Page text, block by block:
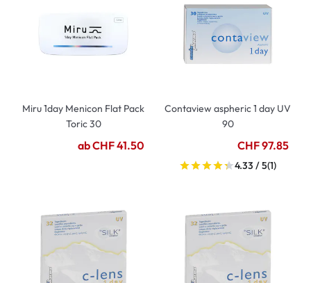
Miru 1day Menicon Flat Pack
Toric 30
ab CHF 41.50
Contaview aspheric 1 day UV
90
CHF 97.85
4.33 / 5(1)